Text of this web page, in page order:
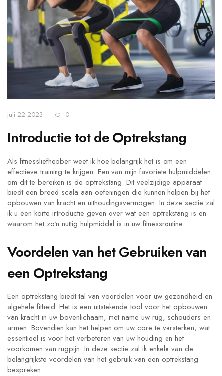
juli 22 2023 0
Introductie tot de Optrekstang
Als fitnessliefhebber weet ik hoe belangrijk het is om een
effectieve training te krijgen. Een van mijn favoriete hulpmiddelen
om dit te bereiken is de optrekstang. Dit veelzijdige apparaat
biedt een breed scala aan oefeningen die kunnen helpen bij het
opbouwen van kracht en uithoudingsvermogen. In deze sectie zal
ik u een korte introductie geven over wat een optrekstang is en
waarom het zo'n nuttig hulpmiddel is in uw fitnessroutine.
Voordelen van het Gebruiken van
een Optrekstang
Een optrekstang biedt tal van voordelen voor uw gezondheid en
algehele fitheid. Het is een uitstekende tool voor het opbouwen
van kracht in uw bovenlichaam, met name uw rug, schouders en
armen. Bovendien kan het helpen om uw core te versterken, wat
essentieel is voor het verbeteren van uw houding en het
voorkomen van rugpijn. In deze sectie zal ik enkele van de
belangrijkste voordelen van het gebruik van een optrekstang
bespreken.